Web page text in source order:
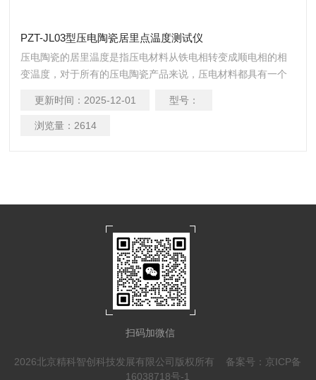
PZT-JL03型压电陶瓷居里点温度测试仪
压电陶瓷的居里温度是指压电材料从铁电相转变成顺电相的相
变温度，对于所有的压电陶瓷产品来说，压电材料都具有一个
相，此时压电陶瓷处于极化有序状态，温度超过临界温度Tc，
压电陶瓷则由铁电相转变为顺电相，此时压电陶瓷内部电偶极
更新时间： 2025-12-01 型号：
浏览量： 2614
扫码加微信
2026北京精科智创科技发展有限公司版权所有 备案号：京ICP备
16038718号-1